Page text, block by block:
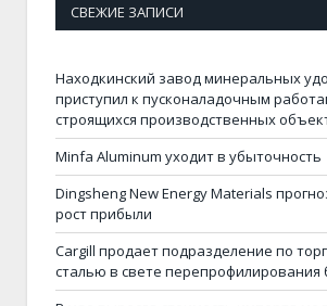
СВЕЖИЕ ЗАПИСИ
Находкинский завод минеральных
приступил к пусконаладочным
строящихся производственных
Minfa Aluminum уходит в убыточность
Dingsheng New Energy Materials
рост прибыли
Cargill продает подразделение по
сталью в свете перепрофилирования